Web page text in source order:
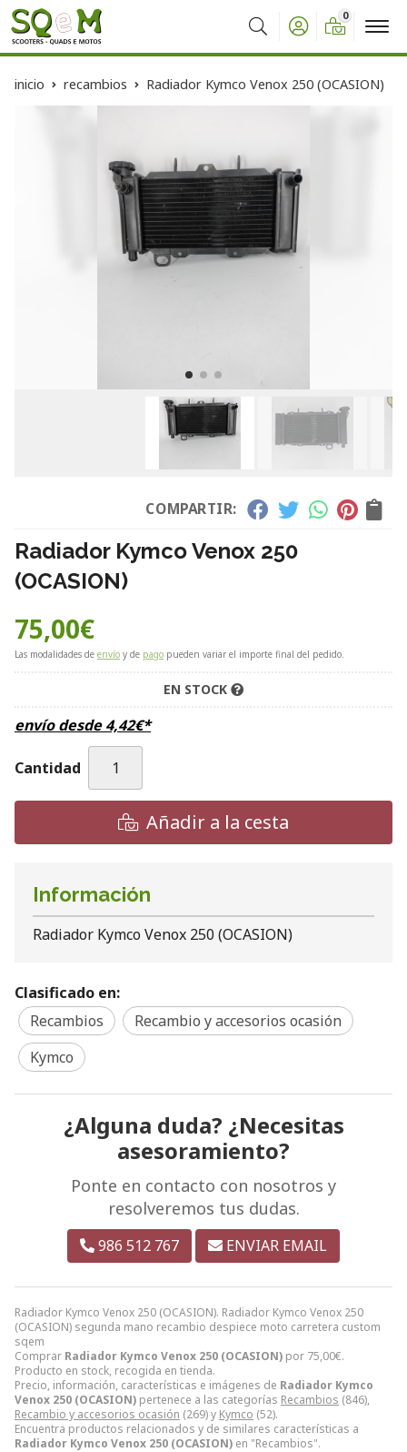
Buscar
0
inicio recambios Radiador Kymco Venox 250 (OCASION)
COMPARTIR:
Radiador Kymco Venox 250
(OCASION)
75,00€
Las modalidades de envío y de pago pueden variar el importe final del pedido.
EN STOCK
envío desde4,42€*
Cantidad
Añadir a la cesta
Radiador Kymco Venox 250 (OCASION). Radiador Kymco Venox 250
(OCASION) segunda mano recambio despiece moto carretera custom
sqem
Comprar Radiador Kymco Venox 250 (OCASION) por 75,00€.
Producto en stock, recogida en tienda.
Precio, información, características e imágenes de Radiador Kymco
Venox 250 (OCASION) pertenece a las categorías Recambios (846),
Recambio y accesorios ocasión (269) y Kymco (52).
Encuentra productos relacionados y de similares características a
Radiador Kymco Venox 250 (OCASION) en "Recambios".
Información
Radiador Kymco Venox 250 (OCASION)
Clasificado en:
Recambios
Recambio y accesorios ocasión
Kymco
¿Alguna duda? ¿Necesitas
asesoramiento?
Ponte en contacto con nosotros y
resolveremos tus dudas.
986 512 767 ENVIAR EMAIL